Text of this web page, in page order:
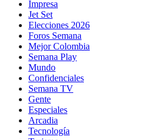
Impresa
Jet Set
Elecciones 2026
Foros Semana
Mejor Colombia
Semana Play
Mundo
Confidenciales
Semana TV
Gente
Especiales
Arcadia
Tecnología